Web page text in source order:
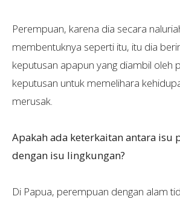
Perempuan, karena dia secara
membentuknya seperti itu, itu dia
keputusan apapun yang diambil oleh
keputusan untuk memelihara
merusak.
Apakah ada keterkaitan antara isu
dengan isu lingkungan?
Di Papua, perempuan dengan alam